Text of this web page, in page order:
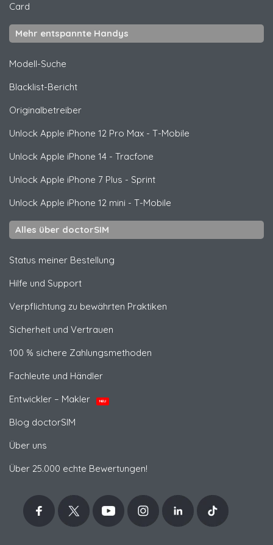
Card
Mehr entspannte Handys
Modell-Suche
Blacklist-Bericht
Originalbetreiber
Unlock Apple iPhone 12 Pro Max - T-Mobile
Unlock Apple iPhone 14 - Tracfone
Unlock Apple iPhone 7 Plus - Sprint
Unlock Apple iPhone 12 mini - T-Mobile
Alles über doctorSIM
Status meiner Bestellung
Hilfe und Support
Verpflichtung zu bewährten Praktiken
Sicherheit und Vertrauen
100 % sichere Zahlungsmethoden
Fachleute und Händler
Entwickler – Makler
NEU
Blog doctorSIM
Über uns
Über 25.000 echte Bewertungen!